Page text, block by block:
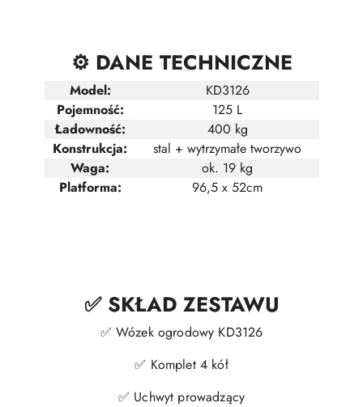
⚙️ DANE TECHNICZNE
Model:
KD3126
Pojemność:
125 L
Ładowność:
400 kg
Konstrukcja:
stal + wytrzymałe tworzywo
Waga:
ok. 19 kg
Platforma:
96,5 x 52cm
✅ SKŁAD ZESTAWU
✅ Wózek ogrodowy KD3126
✅ Komplet 4 kół
✅ Uchwyt prowadzący